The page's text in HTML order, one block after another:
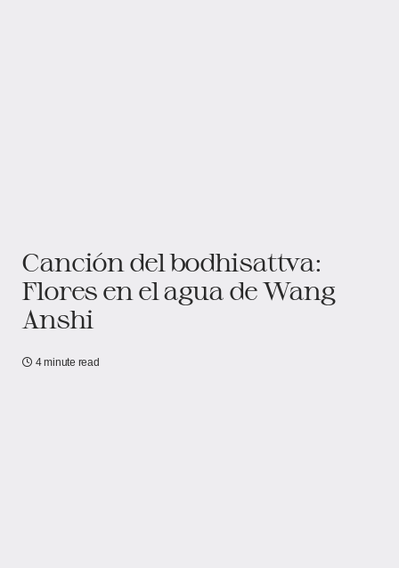
Canción del bodhisattva:
Flores en el agua de Wang
Anshi
4 minute read